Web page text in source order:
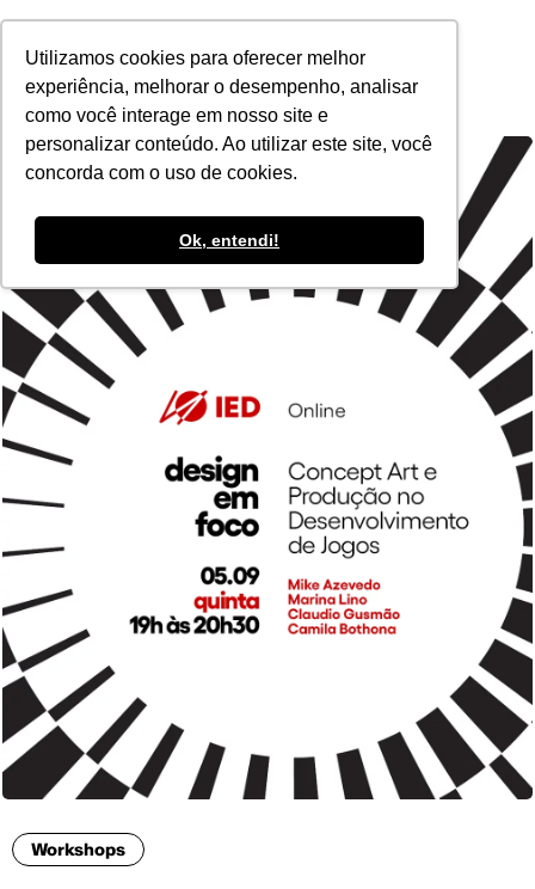
Utilizamos cookies para oferecer melhor
experiência, melhorar o desempenho, analisar
como você interage em nosso site e
personalizar conteúdo. Ao utilizar este site, você
concorda com o uso de cookies.
Ok, entendi!
POR
Workshops